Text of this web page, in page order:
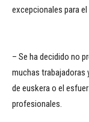
excepcionales para
– Se ha decidido no
muchas trabajadoras
de euskera o el
profesionales.